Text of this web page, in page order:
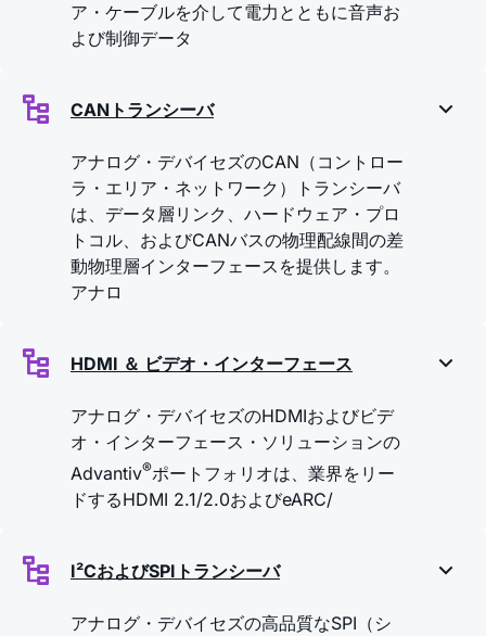
ア・ケーブルを介して電力とともに音声お
よび制御データ
CANトランシーバ
アナログ・デバイセズのCAN（コントロー
ラ・エリア・ネットワーク）トランシーバ
は、データ層リンク、ハードウェア・プロ
トコル、およびCANバスの物理配線間の差
動物理層インターフェースを提供します。
アナロ
HDMI ＆ ビデオ・インターフェース
アナログ・デバイセズのHDMIおよびビデ
オ・インターフェース・ソリューションの
Advantiv®ポートフォリオは、業界をリー
ドするHDMI 2.1/2.0およびeARC/
I²CおよびSPIトランシーバ
アナログ・デバイセズの高品質なSPI（シ